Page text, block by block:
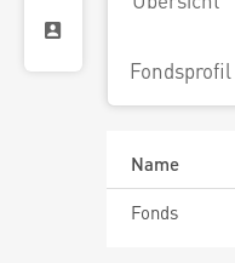
Fondsprofil
Name
Fonds